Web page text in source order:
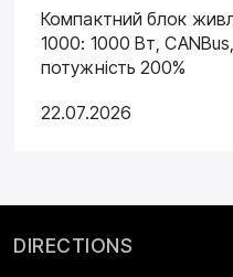
Компактний блок
1000: 1000 Вт,
потужність 200%
22.07.2026
DIRECTIONS